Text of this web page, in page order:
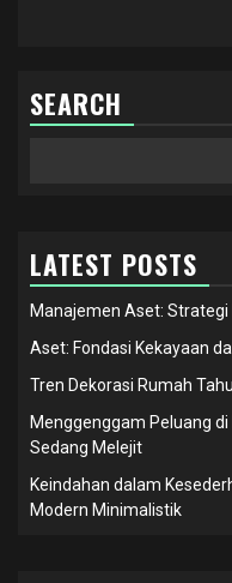
SEARCH
LATEST POSTS
Manajemen Aset:
Aset: Fondasi Kekayaan
Tren Dekorasi Rumah
Menggenggam Peluang di
Sedang Melejit
Keindahan dalam
Modern Minimalistik